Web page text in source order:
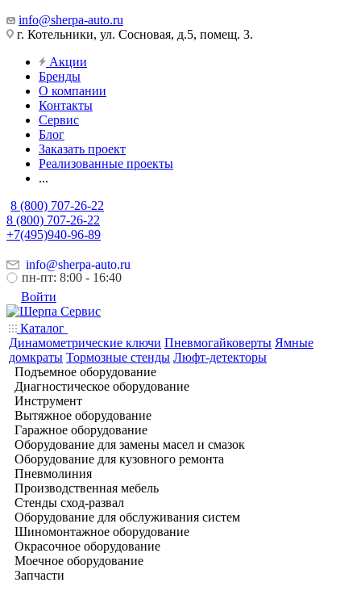
info@sherpa-auto.ru
г. Котельники, ул. Сосновая, д.5, помещ. 3.
Акции
Бренды
О компании
Контакты
Сервис
Блог
Заказать проект
Реализованные проекты
...
8 (800) 707-26-22
8 (800) 707-26-22
+7(495)940-96-89
info@sherpa-auto.ru
пн-пт: 8:00 - 16:40
Войти
Каталог
Динамометрические ключи Пневмогайковерты Ямные
домкраты Тормозные стенды Люфт-детекторы
Подъемное оборудование
Диагностическое оборудование
Инструмент
Вытяжное оборудование
Гаражное оборудование
Оборудование для замены масел и смазок
Оборудование для кузовного ремонта
Пневмолиния
Производственная мебель
Стенды сход-развал
Оборудование для обслуживания систем
Шиномонтажное оборудование
Окрасочное оборудование
Моечное оборудование
Запчасти